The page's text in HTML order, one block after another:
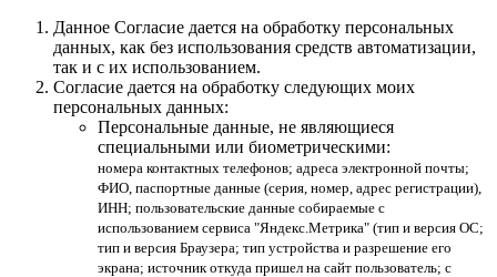
Данное Согласие дается на обработку персональных
данных, как без использования средств автоматизации,
так и с их использованием.
Согласие дается на обработку следующих моих
персональных данных:
Персональные данные, не являющиеся
специальными или биометрическими:
номера контактных телефонов; адреса электронной почты;
ФИО, паспортные данные (серия, номер, адрес регистрации),
ИНН; пользовательские данные собираемые с
использованием сервиса "Яндекс.Метрика" (тип и версия ОС;
тип и версия Браузера; тип устройства и разрешение его
экрана; источник откуда пришел на сайт пользователь; с